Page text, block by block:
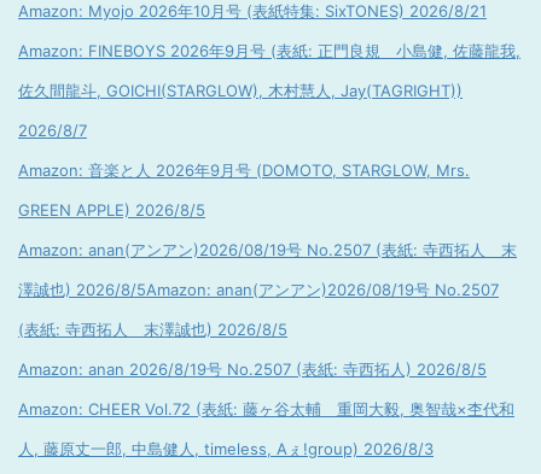
Amazon: Myojo 2026年10月号 (表紙特集: SixTONES) 2026/8/21
Amazon: FINEBOYS 2026年9月号 (表紙: 正門良規 小島健, 佐藤龍我,
佐久間龍斗, GOICHI(STARGLOW), 木村慧人, Jay(TAGRIGHT))
2026/8/7
Amazon: 音楽と人 2026年9月号 (DOMOTO, STARGLOW, Mrs.
GREEN APPLE) 2026/8/5
Amazon: anan(アンアン)2026/08/19号 No.2507 (表紙: 寺西拓人 末
澤誠也) 2026/8/5Amazon: anan(アンアン)2026/08/19号 No.2507
(表紙: 寺西拓人 末澤誠也) 2026/8/5
Amazon: anan 2026/8/19号 No.2507 (表紙: 寺西拓人) 2026/8/5
Amazon: CHEER Vol.72 (表紙: 藤ヶ谷太輔 重岡大毅, 奥智哉×杢代和
人, 藤原丈一郎, 中島健人, timeless, Aぇ!group) 2026/8/3